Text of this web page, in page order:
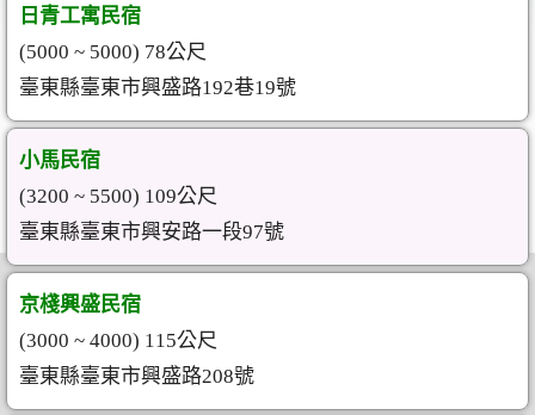
日青工寓民宿
(5000 ~ 5000) 78公尺
臺東縣臺東市興盛路192巷19號
小馬民宿
(3200 ~ 5500) 109公尺
臺東縣臺東市興安路一段97號
京棧興盛民宿
(3000 ~ 4000) 115公尺
臺東縣臺東市興盛路208號